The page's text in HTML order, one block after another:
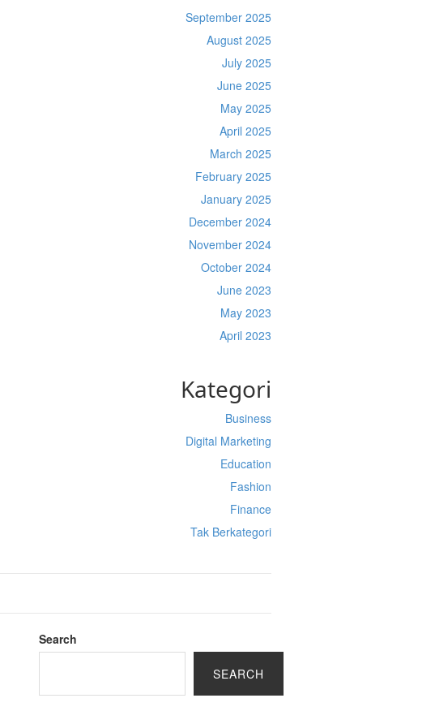
September 2025
August 2025
July 2025
June 2025
May 2025
April 2025
March 2025
February 2025
January 2025
December 2024
November 2024
October 2024
June 2023
May 2023
April 2023
Kategori
Business
Digital Marketing
Education
Fashion
Finance
Tak Berkategori
Search
SEARCH